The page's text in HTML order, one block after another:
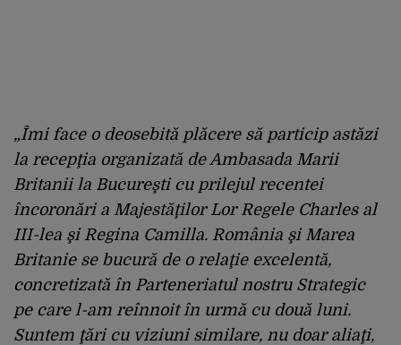
„Îmi face o deosebită plăcere să particip astăzi
la recepţia organizată de Ambasada Marii
Britanii la Bucureşti cu prilejul recentei
încoronări a Majestăţilor Lor Regele Charles al
III-lea şi Regina Camilla. România şi Marea
Britanie se bucură de o relaţie excelentă,
concretizată în Parteneriatul nostru Strategic
pe care l-am reînnoit în urmă cu două luni.
Suntem ţări cu viziuni similare, nu doar aliaţi,